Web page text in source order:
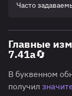
Часто
Главные
7.41a🔄
В буквенном
получил